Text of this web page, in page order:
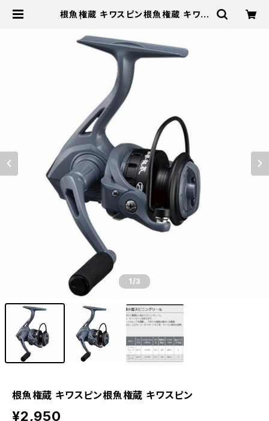
根魚権蔵 キワスピン根魚権蔵 キワス
1/3
根魚権蔵 キワスピン根魚権蔵 キワスピン
¥2,950